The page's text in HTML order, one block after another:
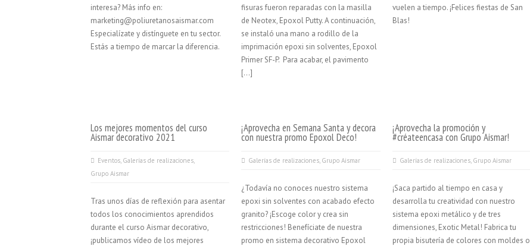
interesa? Más info en:
marketing@poliuretanosaismar.com
Especialízate y distínguete en tu sector.
Estás a tiempo de marcar la diferencia.
fisuras fueron reparadas con la masilla
de Neotex, Epoxol Putty. A continuación,
se instaló una mano a rodillo de la
imprimación epoxi sin solventes, Epoxol
Primer SF-P. Para acabar, el pavimento
[…]
vuelen a tiempo. ¡Felices fiestas de San
Blas!
Los mejores momentos del curso
Aismar decorativo 2021
Eventos, Galerías de realizaciones
Grupo Aismar
Tras unos días de reflexión para asentar
todos los conocimientos aprendidos
durante el curso Aismar decorativo,
¡publicamos vídeo de los mejores
¡Aprovecha en Semana Santa y decora
con nuestra promo Epoxol Deco!
Galerías de realizaciones, Grupo Aismar
¿Todavía no conoces nuestro sistema
epoxi sin solventes con acabado efecto
granito? ¡Escoge color y crea sin
restricciones! Benefíciate de nuestra
promo en sistema decorativo Epoxol
¡Aprovecha la promoción y
#créateencasa con Grupo Aismar!
Galerías de realizaciones, Grupo Aismar
¡Saca partido al tiempo en casa y
desarrolla tu creatividad con nuestro
sistema epoxi metálico y de tres
dimensiones, Exotic Metal! Fabrica tu
propia bisutería de colores con moldes o